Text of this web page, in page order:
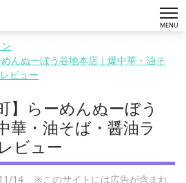
MENU
めんぬーぼう谷地本店｜爆中華・油そ
ビュー
】らーめんぬーぼう
華・油そば・醤油ラ
ビュー
14 ※このサイトには広告が含まれ